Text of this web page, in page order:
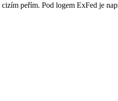
peřím. Pod logem ExFed je